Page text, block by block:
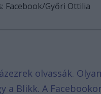
Facebook/Győri Ottilia
olvassák.
a Blikk. A